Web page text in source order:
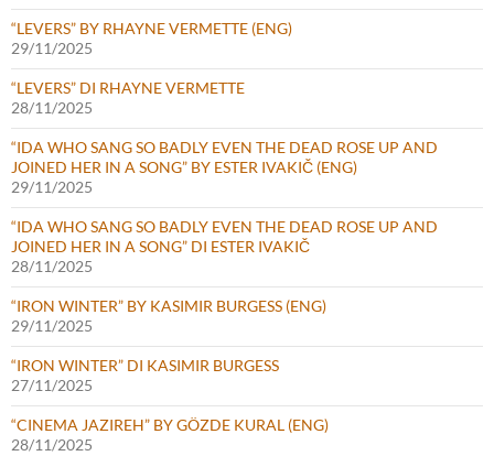
“LEVERS” BY RHAYNE VERMETTE (ENG)
29/11/2025
“LEVERS” DI RHAYNE VERMETTE
28/11/2025
“IDA WHO SANG SO BADLY EVEN THE DEAD ROSE UP AND
JOINED HER IN A SONG” BY ESTER IVAKIČ (ENG)
29/11/2025
“IDA WHO SANG SO BADLY EVEN THE DEAD ROSE UP AND
JOINED HER IN A SONG” DI ESTER IVAKIČ
28/11/2025
“IRON WINTER” BY KASIMIR BURGESS (ENG)
29/11/2025
“IRON WINTER” DI KASIMIR BURGESS
27/11/2025
“CINEMA JAZIREH” BY GÖZDE KURAL (ENG)
28/11/2025